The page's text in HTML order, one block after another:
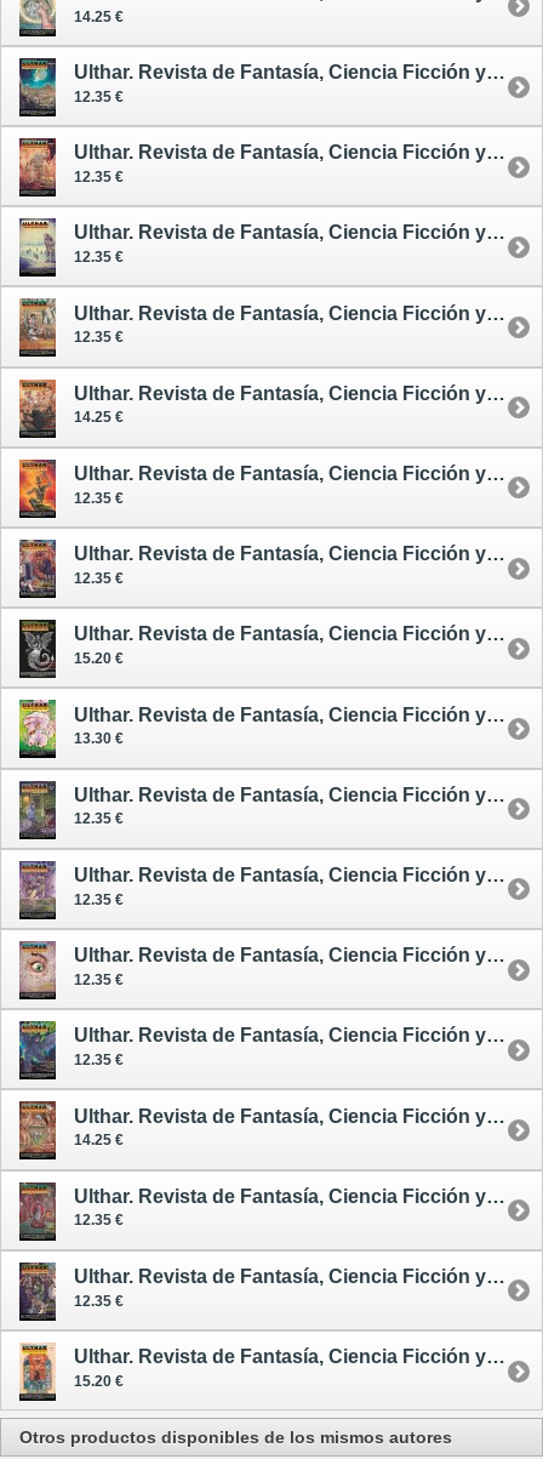
14.25 €
Ulthar. Revista de Fantasía, Ciencia Ficción y Terror 6
12.35 €
Ulthar. Revista de Fantasía, Ciencia Ficción y Terror 7
12.35 €
Ulthar. Revista de Fantasía, Ciencia Ficción y Terror 8
12.35 €
Ulthar. Revista de Fantasía, Ciencia Ficción y Terror 12
12.35 €
Ulthar. Revista de Fantasía, Ciencia Ficción y Terror 13
14.25 €
Ulthar. Revista de Fantasía, Ciencia Ficción y Terror 15
12.35 €
Ulthar. Revista de Fantasía, Ciencia Ficción y Terror 17
12.35 €
Ulthar. Revista de Fantasía, Ciencia Ficción y Terror 18
15.20 €
Ulthar. Revista de Fantasía, Ciencia Ficción y Terror 19
13.30 €
Ulthar. Revista de Fantasía, Ciencia Ficción y Terror 1
12.35 €
Ulthar. Revista de Fantasía, Ciencia Ficción y Terror 3
12.35 €
Ulthar. Revista de Fantasía, Ciencia Ficción y Terror 9
12.35 €
Ulthar. Revista de Fantasía, Ciencia Ficción y Terror 10
12.35 €
Ulthar. Revista de Fantasía, Ciencia Ficción y Terror 11
14.25 €
Ulthar. Revista de Fantasía, Ciencia Ficción y Terror 14
12.35 €
Ulthar. Revista de Fantasía, Ciencia Ficción y Terror 16
12.35 €
Ulthar. Revista de Fantasía, Ciencia Ficción y Terror 20
15.20 €
Otros productos disponibles de los mismos autores